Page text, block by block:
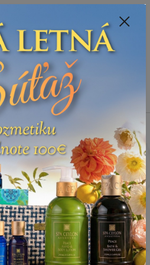
EUR
hod.)
gély
gél -
-